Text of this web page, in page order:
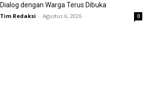
Dialog dengan Warga Terus Dibuka
Tim Redaksi - Agustus 6, 2026 0